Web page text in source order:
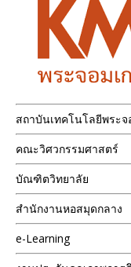
สถาบันเทคโนโลยีพระ
คณะวิศวกรรมศาสตร์
บัณฑิตวิทยาลัย
สำนักงานหอสมุดกลาง
e-Learning